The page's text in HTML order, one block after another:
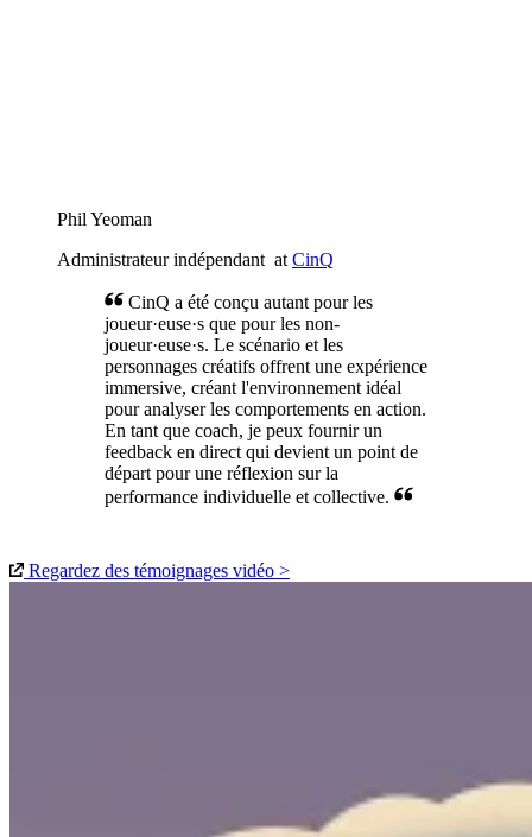
Phil Yeoman
Administrateur indépendant atCinQ
CinQ a été conçu autant pour les
joueur·euse·s que pour les non-
joueur·euse·s. Le scénario et les
personnages créatifs offrent une expérience
immersive, créant l'environnement idéal
pour analyser les comportements en action.
En tant que coach, je peux fournir un
feedback en direct qui devient un point de
départ pour une réflexion sur la
performance individuelle et collective.
Regardez des témoignages vidéo >